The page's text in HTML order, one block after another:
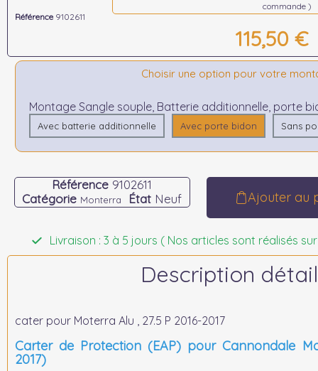
Référence 9102611
commande )
115,50 €
Choisir une option pour votre
Montage Sangle souple, Batterie additionnelle, porte
Avec batterie additionnelle Avec porte bidon Sans
Référence 9102611
Catégorie Monterra État Neuf Ajouter au
Livraison : 3 à 5 jours ( Nos articles sont réalisés
Description
cater pour Moterra Alu , 27.5 P 2016-2017
Carter de Protection (EAP) pour Cannondale
2017)